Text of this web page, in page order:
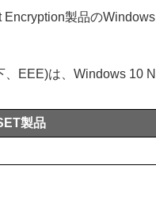
製品の
EEE)は、Windows 10
製品